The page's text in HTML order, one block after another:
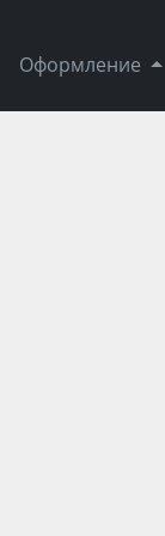
Оформление